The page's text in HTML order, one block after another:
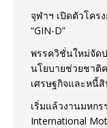
จุฬาฯ เปิดตัวโคร
“GIN-D”
พรรควิชั่นใหม่จัด
นโยบายช่วยชาติ
เศรษฐกิจและหนี้
เริ่มแล้วงานมหก
International